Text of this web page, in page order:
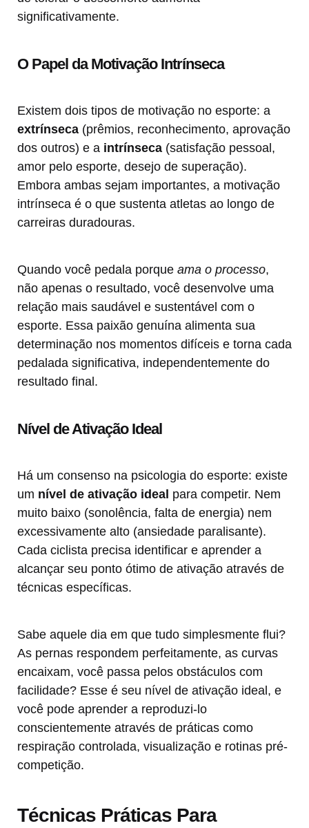
significativamente.
O Papel da Motivação Intrínseca
Existem dois tipos de motivação no esporte: a
extrínseca (prêmios, reconhecimento, aprovação
dos outros) e a intrínseca (satisfação pessoal,
amor pelo esporte, desejo de superação).
Embora ambas sejam importantes, a motivação
intrínseca é o que sustenta atletas ao longo de
carreiras duradouras.
Quando você pedala porque ama o processo,
não apenas o resultado, você desenvolve uma
relação mais saudável e sustentável com o
esporte. Essa paixão genuína alimenta sua
determinação nos momentos difíceis e torna cada
pedalada significativa, independentemente do
resultado final.
Nível de Ativação Ideal
Há um consenso na psicologia do esporte: existe
um nível de ativação ideal para competir. Nem
muito baixo (sonolência, falta de energia) nem
excessivamente alto (ansiedade paralisante).
Cada ciclista precisa identificar e aprender a
alcançar seu ponto ótimo de ativação através de
técnicas específicas.
Sabe aquele dia em que tudo simplesmente flui?
As pernas respondem perfeitamente, as curvas
encaixam, você passa pelos obstáculos com
facilidade? Esse é seu nível de ativação ideal, e
você pode aprender a reproduzi-lo
conscientemente através de práticas como
respiração controlada, visualização e rotinas pré-
competição.
Técnicas Práticas Para